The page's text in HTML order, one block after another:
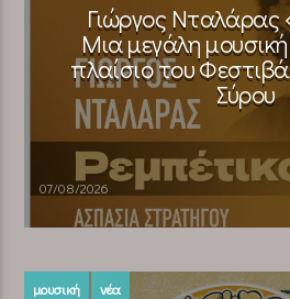
Γιώργος Νταλάρας
Μια μεγάλη
πλαίσιο του
Σύρου
07/08/2026
μουσική νέα